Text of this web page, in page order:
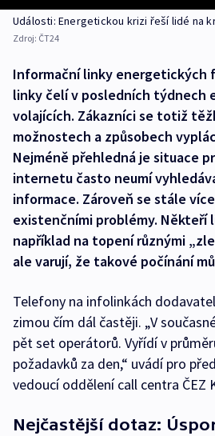
Události: Energetickou krizi řeší lidé na
Zdroj: ČT24
Informační linky energetických
linky čelí v posledních týdnech
volajících. Zákazníci se totiž
možnostech a způsobech
Nejméně přehledná je situace
internetu často neumí
informace. Zároveň se stále
existenčními problémy. Někteří
například na topení různými
ale varují, že takové počínání
Telefony na infolinkách
zimou čím dál častěji. „V
pět set operátorů. Vyřídí v
požadavků za den,“ uvádí pro
vedoucí oddělení call centra ČEZ
Nejčastější dotaz: